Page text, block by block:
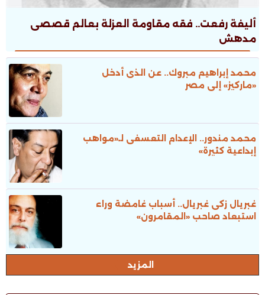
أليفة رفعت.. فقه مقاومة العزلة بعالم قصصى
مدهش
محمد إبراهيم مبروك.. عن الذى أدخل
«ماركيز» إلى مصر
محمد مندور.. الإعدام التعسفى لـ«مواهب
إبداعية كثيرة»
غبريال زكى غبريال.. أسباب غامضة وراء
استبعاد صاحب «المقامرون»
المزيد